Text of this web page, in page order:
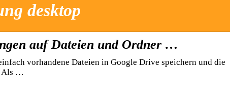
desktop
auf Dateien und Ordner …
vorhandene Dateien in Google Drive speichern und die
Als …